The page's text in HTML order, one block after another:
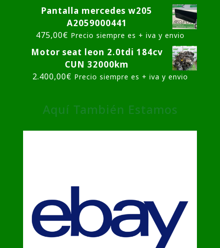
Pantalla mercedes w205
A2059000441
475,00€ Precio siempre es + iva y envio
Motor seat leon 2.0tdi 184cv
CUN 32000km
2.400,00€ Precio siempre es + iva y envio
Aquí También Estamos